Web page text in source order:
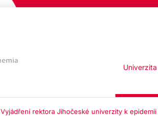
Univerzita
Vyjádření rektora Jihočeské univerzity k